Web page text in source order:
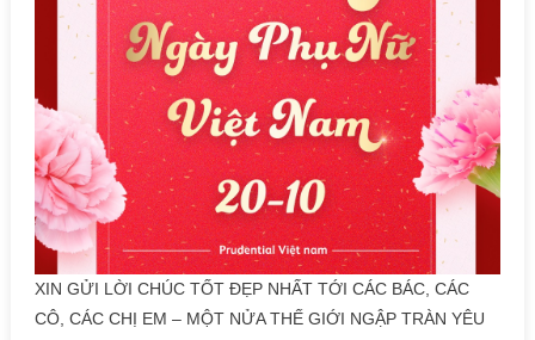
XIN GỬI LỜI CHÚC TỐT ĐẸP NHẤT TỚI CÁC BÁC, CÁC
CÔ, CÁC CHỊ EM – MỘT NỬA THẾ GIỚI NGẬP TRÀN YÊU